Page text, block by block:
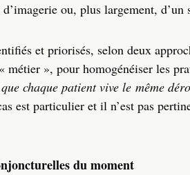
ou, plus largement, d’un
et priorisés, selon deux
métier », pour homogénéiser les
chaque patient vive le même
est particulier et il n’est pas
du moment